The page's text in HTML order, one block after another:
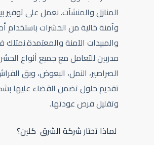
المنازل والمنشآت. نعمل على توفير
وآمنة خالية من الحشرات باستخدام
والمبيدات الآمنة والمعتمدة.نمتلك
مدربين للتعامل مع جميع أنواع
الصراصير، النمل، البعوض، وبق
تقديم حلول تضمن القضاء عليها
وتقليل فرص عودتها.
لماذا تختار شركة الشرق كلين؟